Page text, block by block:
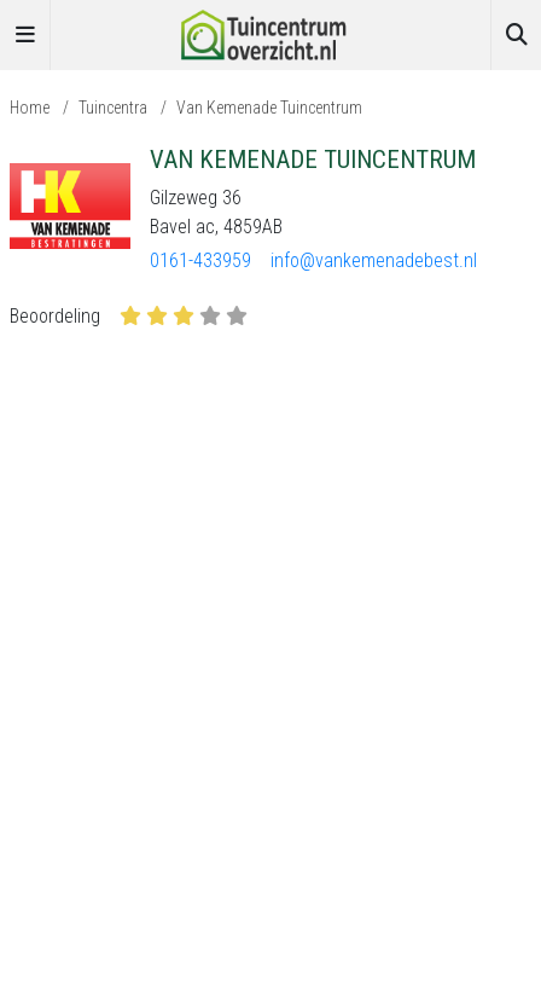
Home / Tuincentra / Van Kemenade Tuincentrum
VAN KEMENADE TUINCENTRUM
Gilzeweg 36
Bavel ac, 4859AB
0161-433959
info@vankemenadebest.nl
Beoordeling